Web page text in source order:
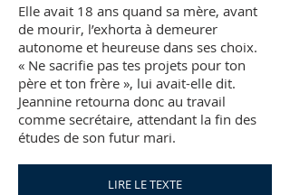
Elle avait 18 ans quand sa mère, avant
de mourir, l’exhorta à demeurer
autonome et heureuse dans ses choix.
« Ne sacrifie pas tes projets pour ton
père et ton frère », lui avait-elle dit.
Jeannine retourna donc au travail
comme secrétaire, attendant la fin des
études de son futur mari.
LIRE LE TEXTE